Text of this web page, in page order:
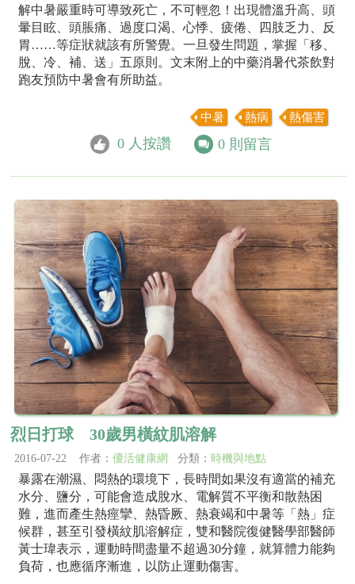
解中暑嚴重時可導致死亡，不可輕忽！出現體溫升高、頭
暈目眩、頭脹痛、過度口渴、心悸、疲倦、四肢乏力、反
胃……等症狀就該有所警覺。一旦發生問題，掌握「移、
脫、冷、補、送」五原則。文末附上的中藥消暑代茶飲對
跑友預防中暑會有所助益。
中暑 熱病 熱傷害
0 人按讚 0 則留言
烈日打球 30歲男橫紋肌溶解
2016-07-22 作者： 優活健康網 分類： 時機與地點
暴露在潮濕、悶熱的環境下，長時間如果沒有適當的補充
水分、鹽分，可能會造成脫水、電解質不平衡和散熱困
難，進而產生熱痙攣、熱昏厥、熱衰竭和中暑等「熱」症
候群，甚至引發橫紋肌溶解症，雙和醫院復健醫學部醫師
黃士瑋表示，運動時間盡量不超過30分鐘，就算體力能夠
負荷，也應循序漸進，以防止運動傷害。